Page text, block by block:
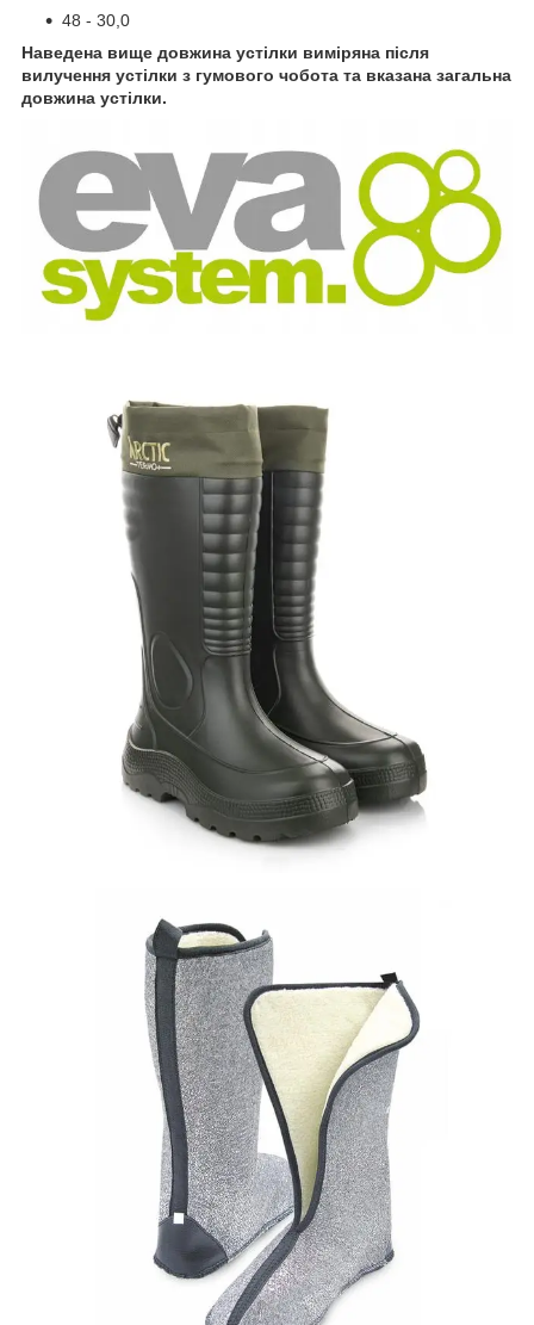
48 - 30,0
Наведена вище довжина устілки виміряна після
вилучення устілки з гумового чобота та вказана загальна
довжина устілки.